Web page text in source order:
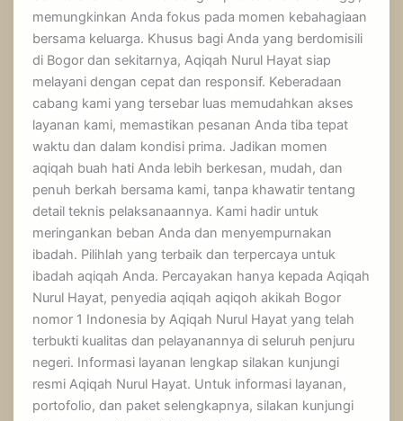
memungkinkan Anda fokus pada momen kebahagiaan
bersama keluarga. Khusus bagi Anda yang berdomisili
di Bogor dan sekitarnya, Aqiqah Nurul Hayat siap
melayani dengan cepat dan responsif. Keberadaan
cabang kami yang tersebar luas memudahkan akses
layanan kami, memastikan pesanan Anda tiba tepat
waktu dan dalam kondisi prima. Jadikan momen
aqiqah buah hati Anda lebih berkesan, mudah, dan
penuh berkah bersama kami, tanpa khawatir tentang
detail teknis pelaksanaannya. Kami hadir untuk
meringankan beban Anda dan menyempurnakan
ibadah. Pilihlah yang terbaik dan terpercaya untuk
ibadah aqiqah Anda. Percayakan hanya kepada Aqiqah
Nurul Hayat, penyedia aqiqah aqiqoh akikah Bogor
nomor 1 Indonesia by Aqiqah Nurul Hayat yang telah
terbukti kualitas dan pelayanannya di seluruh penjuru
negeri. Informasi layanan lengkap silakan kunjungi
resmi Aqiqah Nurul Hayat. Untuk informasi layanan,
portofolio, dan paket selengkapnya, silakan kunjungi